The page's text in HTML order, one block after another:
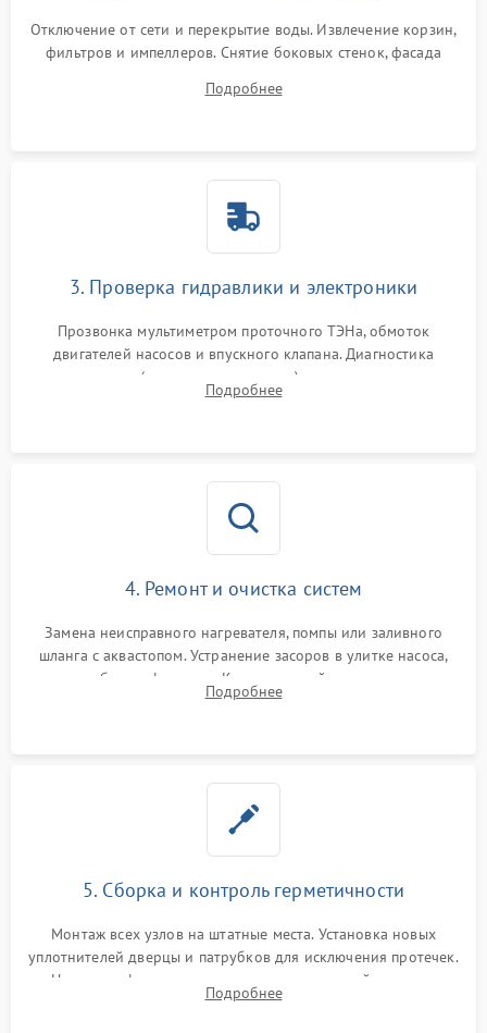
Отключение от сети и перекрытие воды. Извлечение корзин,
фильтров и импеллеров. Снятие боковых стенок, фасада
циркуляционному насосу, ТЭНу и сливной помпе.
Подробнее
3. Проверка гидравлики и электроники
Прозвонка мультиметром проточного ТЭНа, обмоток
двигателей насосов и впускного клапана. Диагностика
прессостата (датчика уровня воды), датчика мутности,
концевика дверцы и электронного модуля управления.
Подробнее
4. Ремонт и очистка систем
Замена неисправного нагревателя, помпы или заливного
шланга с аквастопом. Устранение засоров в улитке насоса,
патрубках и фильтрах. Компонентный ремонт платы
управления, восстановление поврежденной проводки.
Подробнее
5. Сборка и контроль герметичности
Монтаж всех узлов на штатные места. Установка новых
уплотнителей дверцы и патрубков для исключения протечек.
Надежная фиксация хомутов гидравлической системы,
сборка корпуса и установка датчика поплавка.
Подробнее